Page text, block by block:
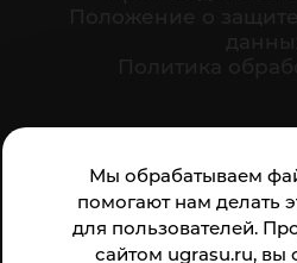
Мы обрабатываем
помогают нам делать
для пользователей.
сайтом ugrasu.ru, вы